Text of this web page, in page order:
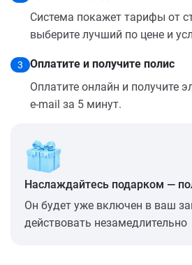
Система покажет тарифы от
выберите лучший по цене и
3
Оплатите и получите полис
Оплатите онлайн и получите
e-mail за 5 минут.
Наслаждайтесь подарком —
Он будет уже включен в ваш
действовать незамедлительно